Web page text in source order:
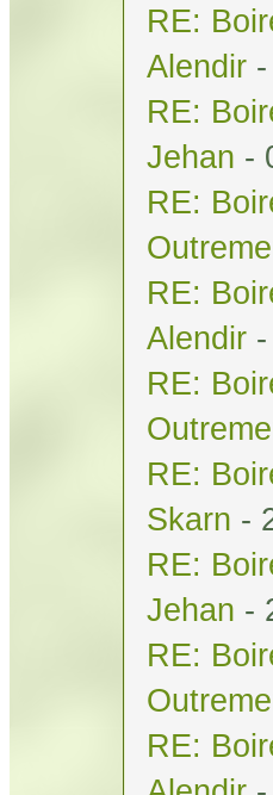
RE:
Alendir
RE:
Jehan -
RE:
RE:
Alendir
RE:
RE:
Skarn -
RE:
Jehan -
RE:
RE: